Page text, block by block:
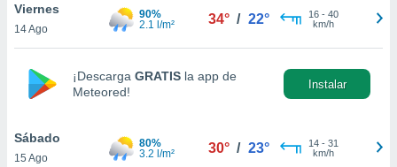
aceptar
de
Viernes
14 Ago
90%
2.1 l/m²
34° / 22° 16- 40
km/h
¡Descarga GRATIS la app de
Meteored!
Instalar
Sábado
15 Ago
80%
3.2 l/m²
30° / 23° 14- 31
km/h